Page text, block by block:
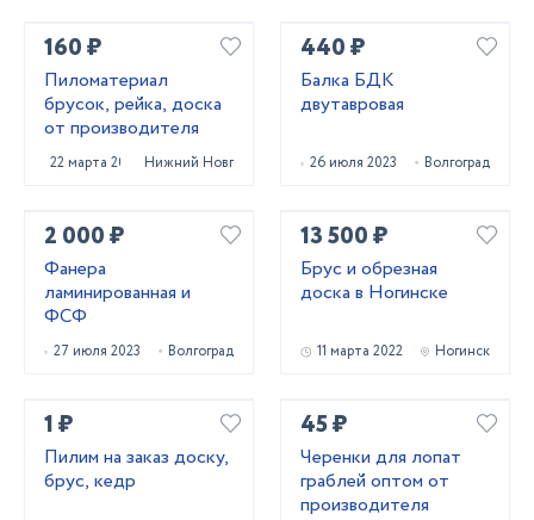
160 ₽
Пиломатериал
брусок, рейка, доска
от производителя
22 марта 2022 Нижний Новгород
440 ₽
Балка БДК
двутавровая
26 июля 2023 Волгоград
2 000 ₽
Фанера
ламинированная и
ФСФ
27 июля 2023 Волгоград
13 500 ₽
Брус и обрезная
доска в Ногинске
11 марта 2022 Ногинск
1 ₽
Пилим на заказ доску,
брус, кедр
45 ₽
Черенки для лопат
граблей оптом от
производителя